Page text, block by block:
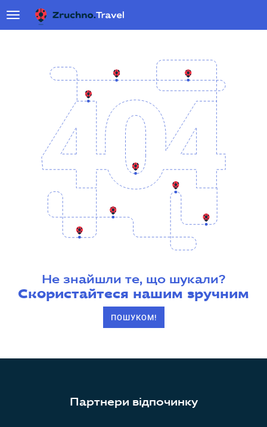
Не знайшли те, що шукали?
Скористайтеся нашим зручним
ПОШУКОМ!
Партнери відпочинку